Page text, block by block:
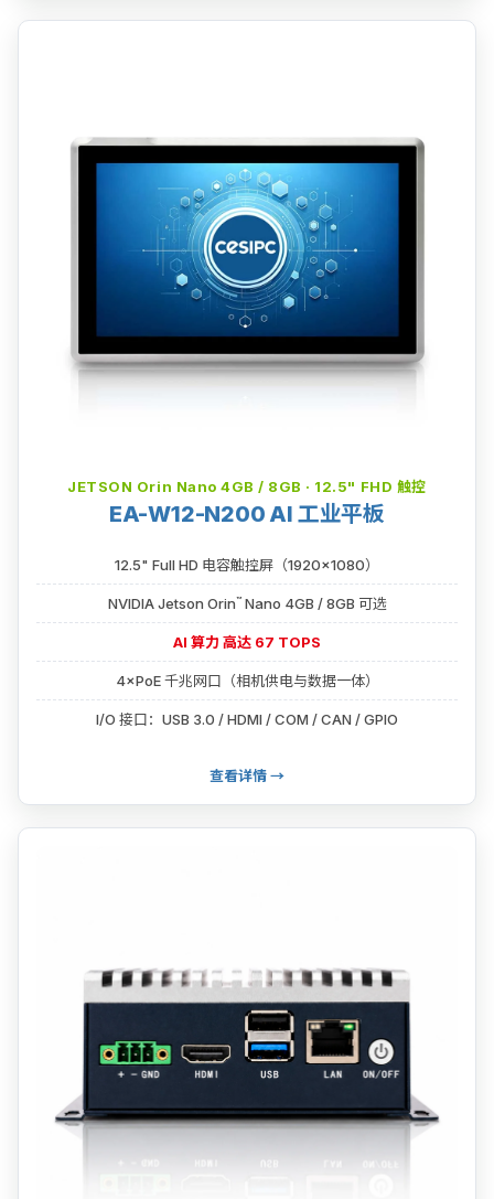
JETSON Orin Nano 4GB / 8GB · 12.5" FHD 触控
EA-W12-N200 AI 工业平板
12.5" Full HD 电容触控屏（1920×1080）
NVIDIA Jetson Orin™Nano 4GB / 8GB 可选
AI 算力 高达 67 TOPS
4×PoE 千兆网口（相机供电与数据一体）
I/O 接口：USB 3.0 / HDMI / COM / CAN / GPIO
查看详情 →